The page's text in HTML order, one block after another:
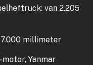
van 2.205
millimeter
motor, Yanmar